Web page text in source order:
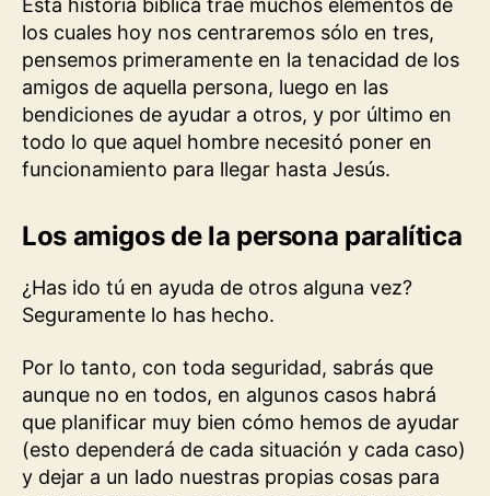
Esta historia bíblica trae muchos elementos de
los cuales hoy nos centraremos sólo en tres,
pensemos primeramente en la tenacidad de los
amigos de aquella persona, luego en las
bendiciones de ayudar a otros, y por último en
todo lo que aquel hombre necesitó poner en
funcionamiento para llegar hasta Jesús.
Los amigos de la persona paralítica
¿Has ido tú en ayuda de otros alguna vez?
Seguramente lo has hecho.
Por lo tanto, con toda seguridad, sabrás que
aunque no en todos, en algunos casos habrá
que planificar muy bien cómo hemos de ayudar
(esto dependerá de cada situación y cada caso)
y dejar a un lado nuestras propias cosas para